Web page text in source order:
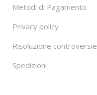
Metodi di Pagamento
Privacy policy
Risoluzione controversie
Spedizioni